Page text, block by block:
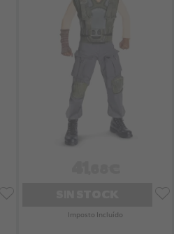
Imposto Incluído